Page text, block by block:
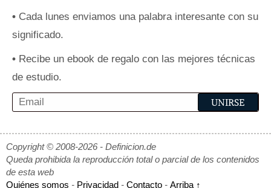
• Cada lunes enviamos una palabra interesante con su
significado.
• Recibe un ebook de regalo con las mejores técnicas
de estudio.
Copyright © 2008-2026 - Definicion.de
Queda prohibida la reproducción total o parcial de los contenidos
de esta web
Quiénes somos - Privacidad - Contacto - Arriba ↑